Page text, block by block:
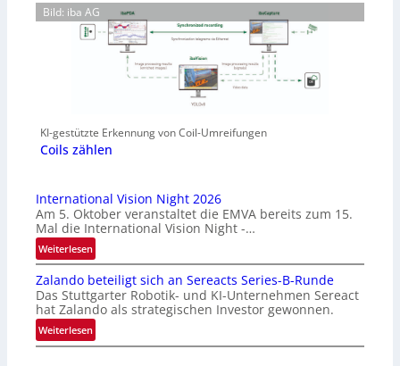
Bild: iba AG
KI-gestützte Erkennung von Coil-Umreifungen
Coils zählen
International Vision Night 2026
Am 5. Oktober veranstaltet die EMVA bereits zum 15.
Mal die International Vision Night -…
Weiterlesen:
I
n
t
e
r
n
Zalando beteiligt sich an Sereacts Series-B-Runde
Das Stuttgarter Robotik- und KI-Unternehmen Sereact
hat Zalando als strategischen Investor gewonnen.
Weiterlesen:
Z